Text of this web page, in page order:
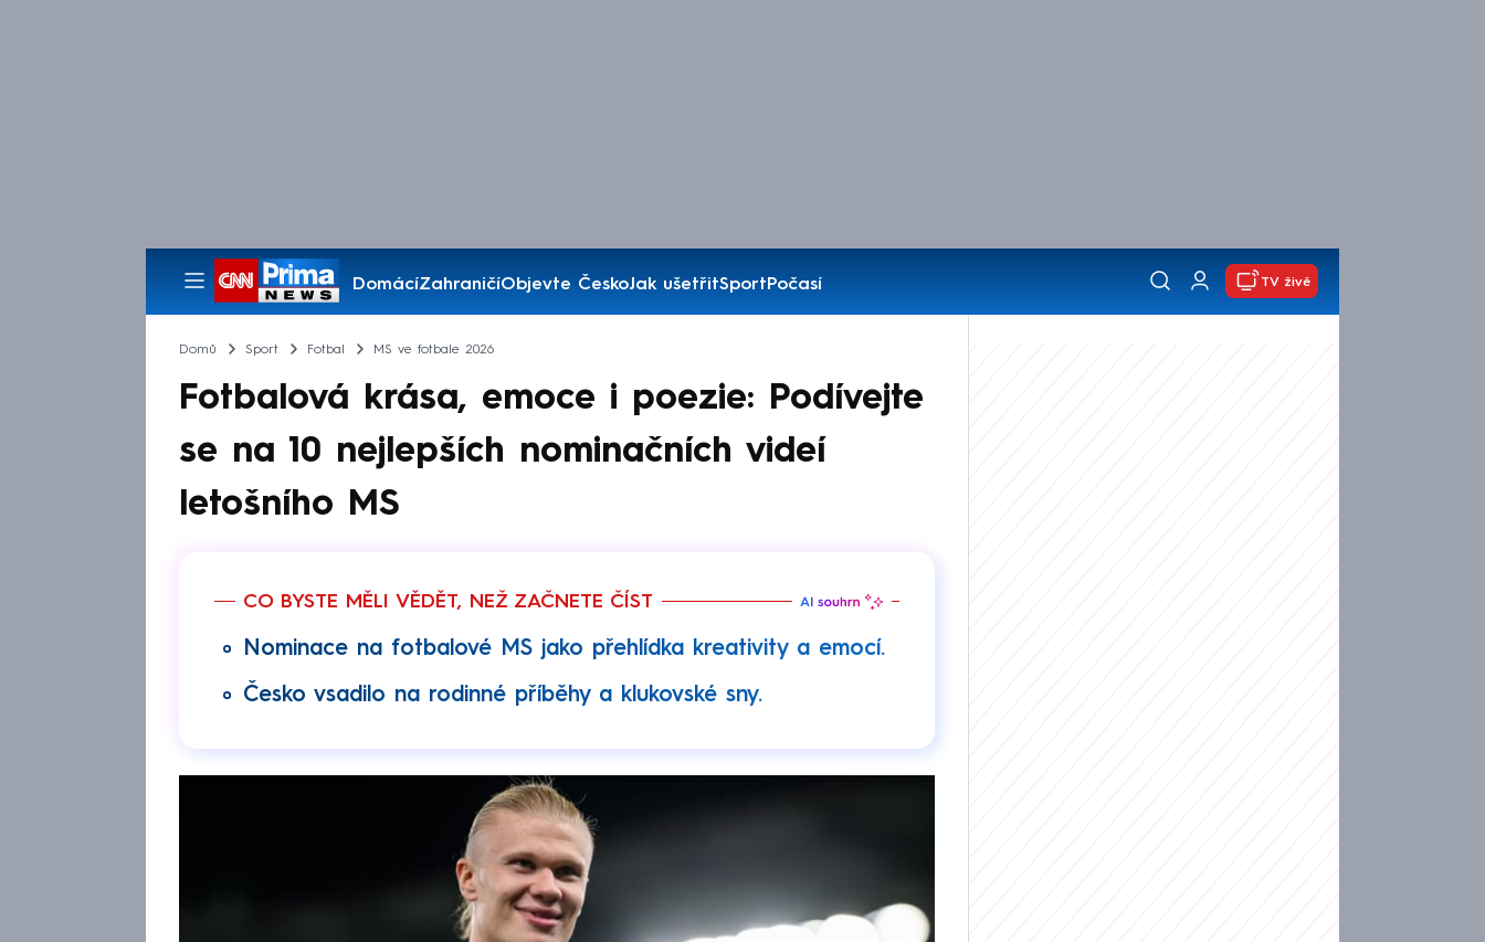
DomácíZahraničíObjevte ČeskoJak ušetřitSportPočasí
Pořady
TV živě
Domů Sport Fotbal MS ve fotbale 2026
Fotbalová krása, emoce i poezie: Podívejte
se na 10 nejlepších nominačních videí
letošního MS
CO BYSTE MĚLI VĚDĚT, NEŽ ZAČNETE ČÍST
Nominace na fotbalové MS jako přehlídka kreativity a emocí.
Česko vsadilo na rodinné příběhy a klukovské sny.